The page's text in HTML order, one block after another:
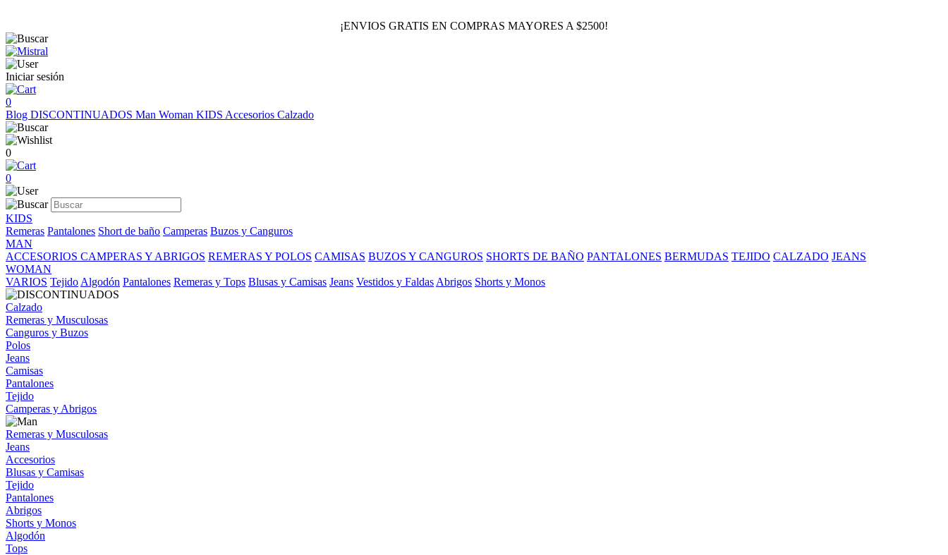
¡ENVIOS GRATIS EN COMPRAS MAYORES A $2500!
Iniciar sesión
0
Blog DISCONTINUADOS Man Woman KIDS Accesorios Calzado
0
0
KIDS
Remeras Pantalones Short de baño Camperas Buzos y Canguros
MAN
ACCESORIOS CAMPERAS Y ABRIGOS REMERAS Y POLOS CAMISAS BUZOS Y CANGUROS SHORTS DE BAÑO PANTALONES BERMUDAS TEJIDO CALZADO JEANS
WOMAN
VARIOS Tejido Algodón Pantalones Remeras y Tops Blusas y Camisas Jeans Vestidos y Faldas Abrigos Shorts y Monos
Calzado
Remeras y Musculosas
Canguros y Buzos
Polos
Jeans
Camisas
Pantalones
Tejido
Camperas y Abrigos
Remeras y Musculosas
Jeans
Accesorios
Blusas y Camisas
Tejido
Pantalones
Abrigos
Shorts y Monos
Algodón
Tops